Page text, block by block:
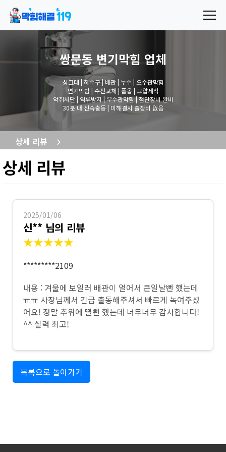
쌍문동 변기막힘 업체
싱크대 | 하수구 | 배관 | 누수 | 오수관막힘
변기막힘 | 수전교체 | 폽옵 | 고압세척
악취차단 | 역류방지 | 우수관막힘 | 첨단장비 완비
30분 내 신속출동 | 미해결시 출장비 없음
상세 리뷰
상세 리뷰
2025/01/06
신** 님의 리뷰
★★★★★
*********2109
내용 : 겨울에 보일러 배관이 얼어서 큰일날뻔 했는데
ㅠㅠ 사장님께서 긴급 출동해주셔서 빠르게 녹여주셨
어요! 정말 추위에 떨뻔 했는데 너무너무 감사합니다!
^^ 실력 최고!
목록으로 돌아가기